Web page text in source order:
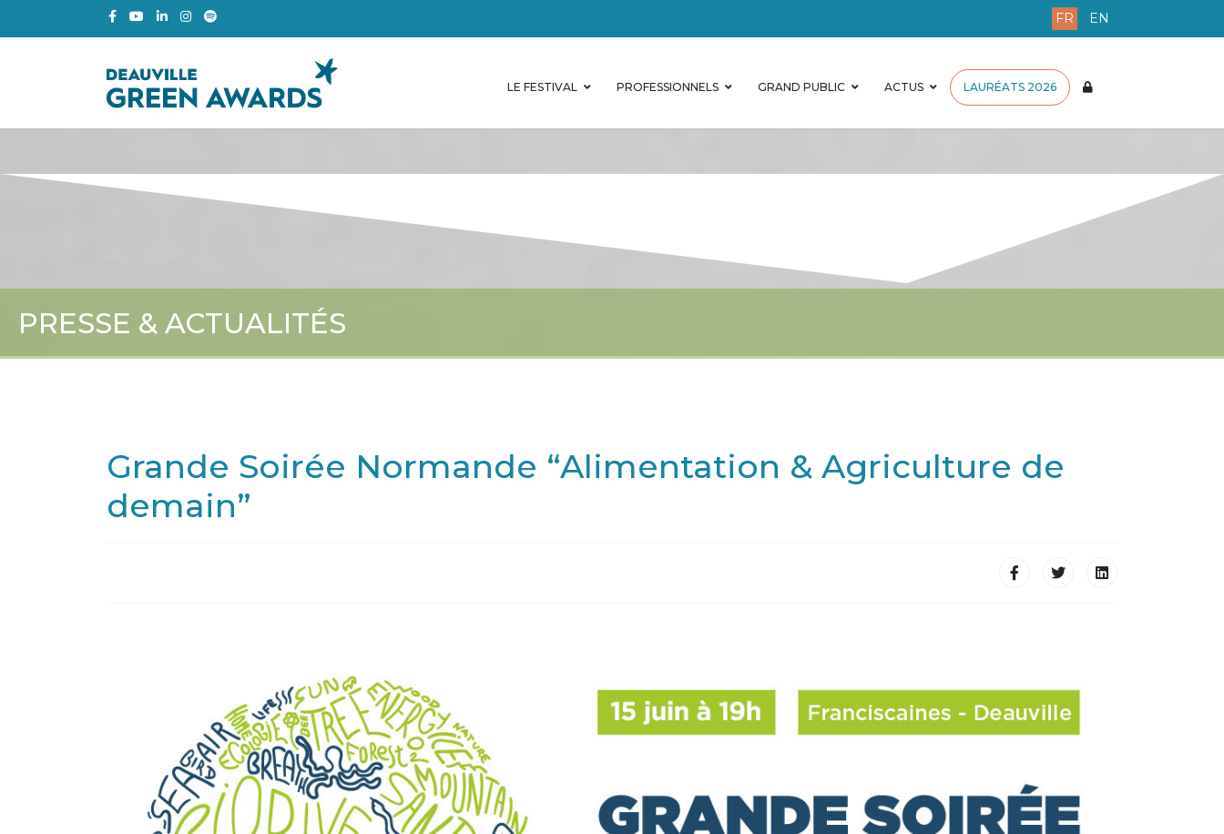
FR EN
LE FESTIVAL PROFESSIONNELS GRAND PUBLIC ACTUS LAURÉATS 2026
PRESSE & ACTUALITÉS
Grande Soirée Normande “Alimentation & Agriculture de
demain”